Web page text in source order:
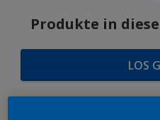
Produkte in
LOS